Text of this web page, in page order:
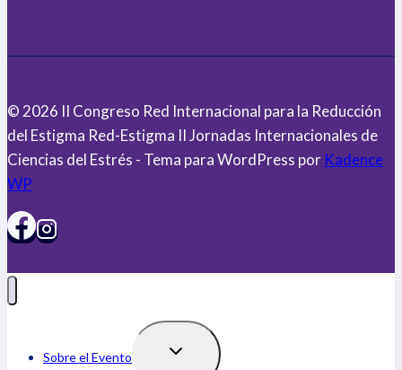
© 2026 II Congreso Red Internacional para la Reducción
del Estigma Red-Estigma II Jornadas Internacionales de
Ciencias del Estrés - Tema para WordPress por Kadence
WP
Sobre el Evento
Alternar